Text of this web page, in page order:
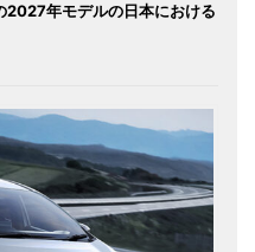
2027年モデルの日本における